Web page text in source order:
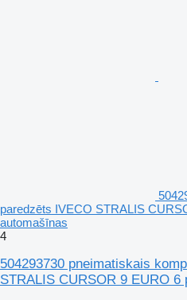
paredzēts IVECO STRALIS
automašīnas
4
504293730 pneimatiskais
STRALIS CURSOR 9 EURO